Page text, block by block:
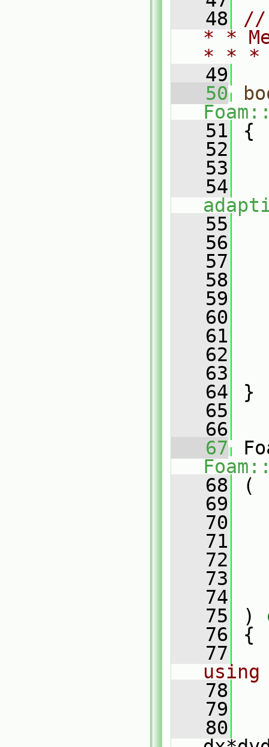
   48
//
* *
* *
   49
   50
   51
{
   52
   53
   54
   55
   56
   57
   58
   59
   60
   61
   62
   63
   64
}
   65
   66
   67
   68
(
   69
   70
   71
   72
   73
   74
   75
)
   76
{
   77
using
   78
   79
   80